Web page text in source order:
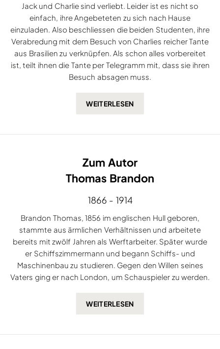
Jack und Charlie sind verliebt. Leider ist es nicht so
einfach, ihre Angebeteten zu sich nach Hause
einzuladen. Also beschliessen die beiden Studenten, ihre
Verabredung mit dem Besuch von Charlies reicher Tante
aus Brasilien zu verknüpfen. Als schon alles vorbereitet
ist, teilt ihnen die Tante per Telegramm mit, dass sie ihren
Besuch absagen muss.
Zum Autor
Thomas Brandon
1866 - 1914
Brandon Thomas, 1856 im englischen Hull geboren,
stammte aus ärmlichen Verhältnissen und arbeitete
bereits mit zwölf Jahren als Werftarbeiter. Später wurde
er Schiffszimmermann und begann Schiffs- und
Maschinenbau zu studieren. Gegen den Willen seines
Vaters ging er nach London, um Schauspieler zu werden.